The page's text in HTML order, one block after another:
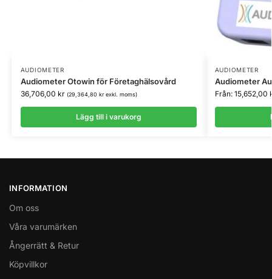
AUDIOMETER
Audiometer Otowin för Företaghälsovård
36,706,00 kr (29,364,80 krexkl. moms)
Lägg till i varukorg
AUDIOMETER
Audiometer
Från: 15,652,00
INFORMATION
Om oss
Våra varumärken
Ångerrätt & Retur
Köpvillkor